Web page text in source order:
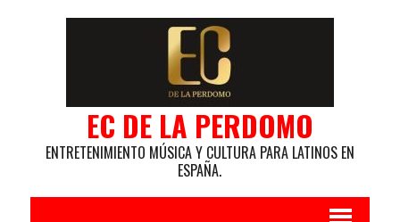
EC DE LA PERDOMO
ENTRETENIMIENTO MÚSICA Y CULTURA PARA LATINOS EN
ESPAÑA.